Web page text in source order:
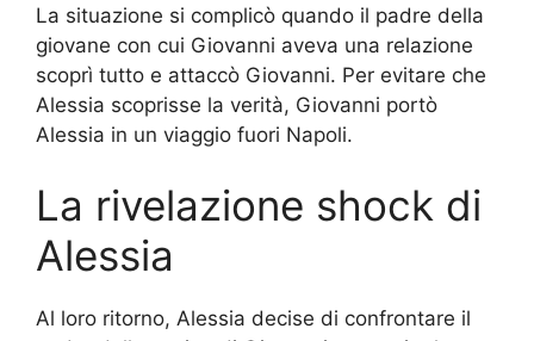
La situazione si complicò quando il padre della
giovane con cui Giovanni aveva una relazione
scoprì tutto e attaccò Giovanni. Per evitare che
Alessia scoprisse la verità, Giovanni portò
Alessia in un viaggio fuori Napoli.
La rivelazione shock di
Alessia
Al loro ritorno, Alessia decise di confrontare il